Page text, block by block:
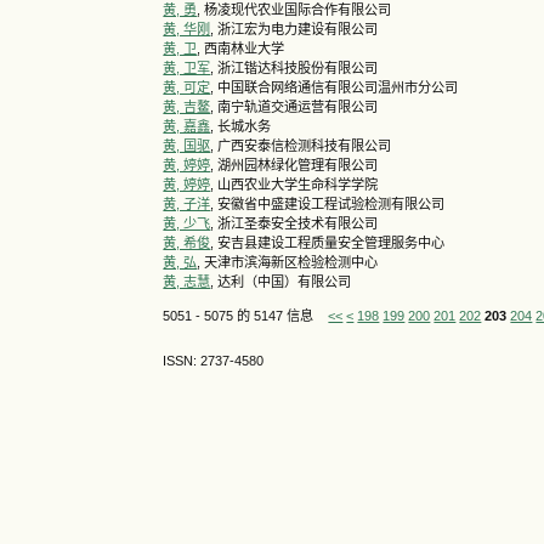
黄, 勇 , 杨凌现代农业国际合作有限公司
黄, 华刚
, 浙江宏为电力建设有限公司
黄, 卫
, 西南林业大学
黄, 卫军 , 浙江锴达科技股份有限公司
黄, 可定 , 中国联合网络通信有限公司温州市分公司
黄, 吉鳌 , 南宁轨道交通运营有限公司
黄, 嘉鑫 , 长城水务
黄, 国驱 , 广西安泰信检测科技有限公司
黄, 婷婷 , 湖州园林绿化管理有限公司
黄, 婷婷 , 山西农业大学生命科学学院
黄, 子洋 , 安徽省中盛建设工程试验检测有限公司
黄, 少飞 , 浙江圣泰安全技术有限公司
黄, 希俊 , 安吉县建设工程质量安全管理服务中心
黄, 弘 , 天津市滨海新区检验检测中心
黄, 志慧 , 达利（中国）有限公司
5051 - 5075 的 5147 信息<< < 198 199 200 201 202 203 204
ISSN: 2737-4580